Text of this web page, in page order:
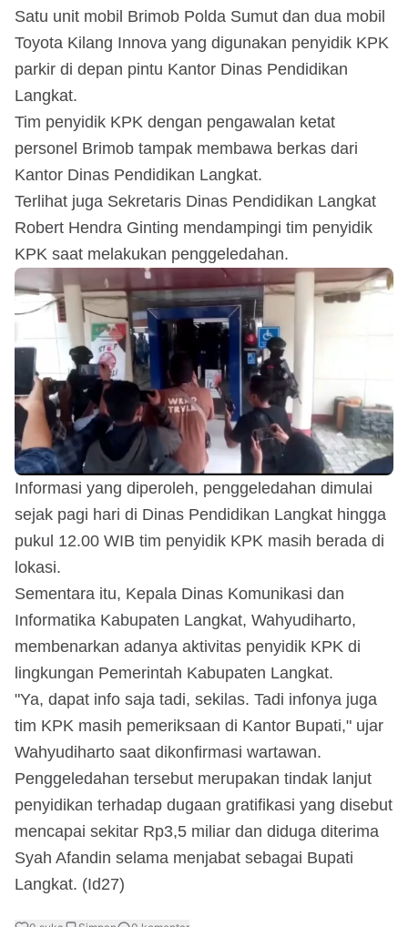
Satu unit mobil Brimob Polda Sumut dan dua mobil
Toyota Kilang Innova yang digunakan penyidik KPK
parkir di depan pintu Kantor Dinas Pendidikan
Langkat.
Tim penyidik KPK dengan pengawalan ketat
personel Brimob tampak membawa berkas dari
Kantor Dinas Pendidikan Langkat.
Terlihat juga Sekretaris Dinas Pendidikan Langkat
Robert Hendra Ginting mendampingi tim penyidik
KPK saat melakukan penggeledahan.
Informasi yang diperoleh, penggeledahan dimulai
sejak pagi hari di Dinas Pendidikan Langkat hingga
pukul 12.00 WIB tim penyidik KPK masih berada di
lokasi.
Sementara itu, Kepala Dinas Komunikasi dan
Informatika Kabupaten Langkat, Wahyudiharto,
membenarkan adanya aktivitas penyidik KPK di
lingkungan Pemerintah Kabupaten Langkat.
"Ya, dapat info saja tadi, sekilas. Tadi infonya juga
tim KPK masih pemeriksaan di Kantor Bupati," ujar
Wahyudiharto saat dikonfirmasi wartawan.
Penggeledahan tersebut merupakan tindak lanjut
penyidikan terhadap dugaan gratifikasi yang disebut
mencapai sekitar Rp3,5 miliar dan diduga diterima
Syah Afandin selama menjabat sebagai Bupati
Langkat. (Id27)